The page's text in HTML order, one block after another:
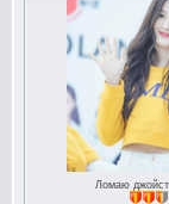
Ломаю